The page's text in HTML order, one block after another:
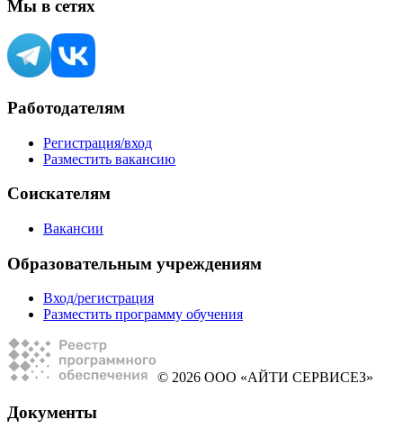
Мы в сетях
Работодателям
Регистрация/вход
Разместить вакансию
Соискателям
Вакансии
Образовательным учреждениям
Вход/регистрация
Разместить программу обучения
© 2026 ООО «АЙТИ СЕРВИСЕЗ»
Документы